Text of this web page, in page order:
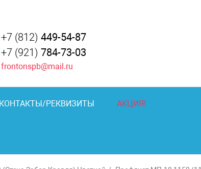
+7 (812) 449-54-87
+7 (921) 784-73-03
frontonspb@mail.ru
КОНТАКТЫ/РЕКВИЗИТЫ АКЦИЯ!